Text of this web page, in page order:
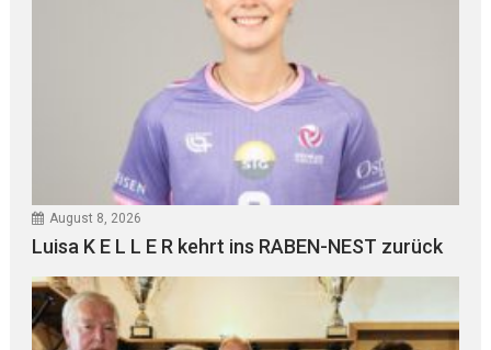
August 8, 2026
Luisa K E L L E R kehrt ins RABEN-NEST zurück